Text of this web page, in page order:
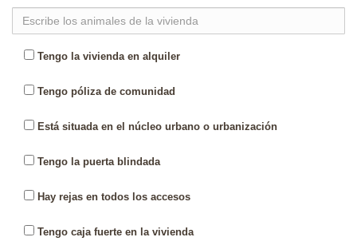
Tengo la vivienda en alquiler
Tengo póliza de comunidad
Está situada en el núcleo urbano o urbanización
Tengo la puerta blindada
Hay rejas en todos los accesos
Tengo caja fuerte en la vivienda